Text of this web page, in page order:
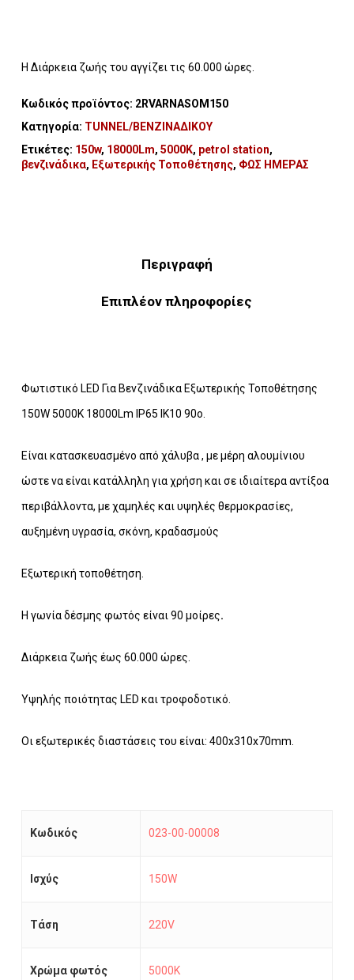
Η Διάρκεια ζωής του αγγίζει τις 60.000 ώρες.
Κωδικός προϊόντος: 2RVARNASOM150
Κατηγορία: TUNNEL/ΒΕΝΖΙΝΑΔΙΚΟΥ
Ετικέτες: 150w, 18000Lm, 5000K, petrol station,
βενζινάδικα, Εξωτερικής Τοποθέτησης, ΦΩΣ ΗΜΕΡΑΣ
Περιγραφή
Επιπλέον πληροφορίες
Φωτιστικό LED Για Βενζινάδικα Εξωτερικής Τοποθέτησης
150W 5000K 18000Lm IP65 ΙΚ10 90o.
Είναι κατασκευασμένo από χάλυβα , με μέρη αλουμίνιου
ώστε να είναι κατάλληλη για χρήση και σε ιδιαίτερα αντίξοα
περιβάλλοντα, με χαμηλές και υψηλές θερμοκρασίες,
αυξημένη υγρασία, σκόνη, κραδασμούς
Εξωτερική τοποθέτηση.
Η γωνία δέσμης φωτός είναι 90 μοίρες.
Διάρκεια ζωής έως 60.000 ώρες.
Υψηλής ποιότητας LED και τροφοδοτικό.
Οι εξωτερικές διαστάσεις του είναι: 400x310x70mm.
Κωδικός 023-00-00008
Ισχύς 150W
Τάση 220V
Χρώμα φωτός 5000K